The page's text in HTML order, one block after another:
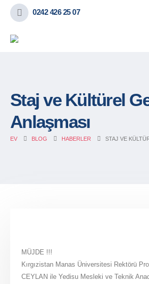
0242 426 25 07
Staj ve Kültürel
Anlaşması
EV BLOG HABERLER STAJ VE
MÜJDE !!!
Kırgızistan Manas Üniversitesi Rektörü
CEYLAN ile Yedisu Mesleki ve Teknik